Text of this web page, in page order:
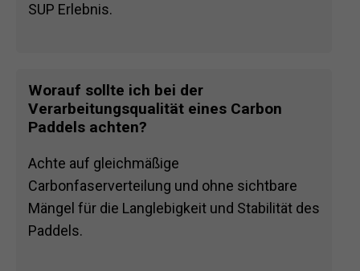
SUP Erlebnis.
Worauf sollte ich bei der
Verarbeitungsqualität eines Carbon
Paddels achten?
Achte auf gleichmäßige
Carbonfaserverteilung und ohne sichtbare
Mängel für die Langlebigkeit und Stabilität des
Paddels.